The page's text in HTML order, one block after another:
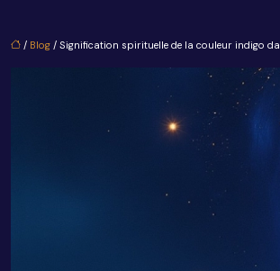
/ Blog / Signification spirituelle de la couleur indigo